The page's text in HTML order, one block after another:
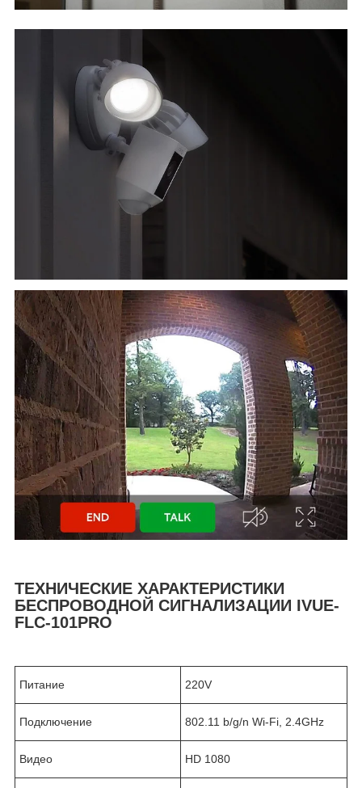
ТЕХНИЧЕСКИЕ ХАРАКТЕРИСТИКИ
БЕСПРОВОДНОЙ СИГНАЛИЗАЦИИ IVUE-
FLC-101PRO
Питание 220V
Подключение 802.11 b/g/n Wi-Fi, 2.4GHz
Видео HD 1080